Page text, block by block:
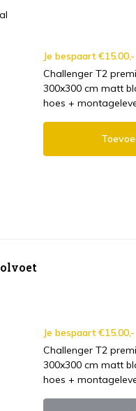
Je bespaart €15.00,-
Challenger T2
300x300 cm matt
hoes +
Je bespaart €15.00,-
Challenger T2
300x300 cm matt
hoes +